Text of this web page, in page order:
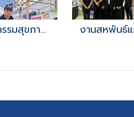
มหกรรมสุขภาพครั้งที่ 1